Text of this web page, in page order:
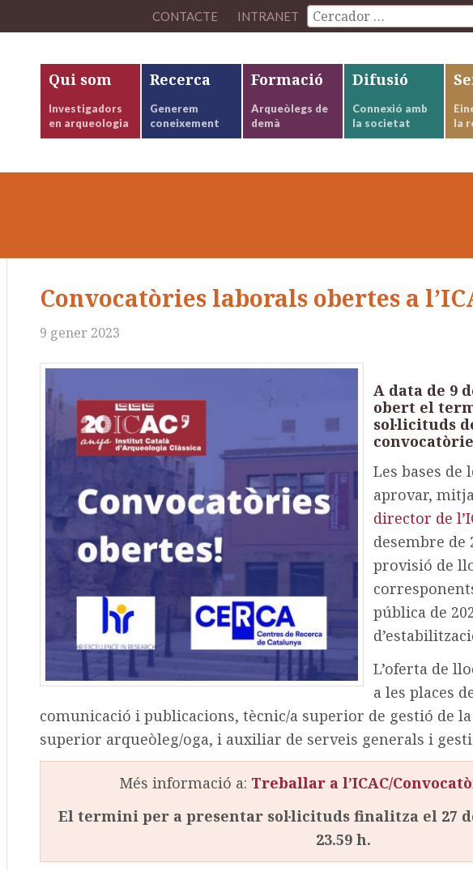
CONTACTE INTRANET
Qui som
Investigadors
en arqueologia
Recerca
Generem
coneixement
Formació
Arqueòlegs de
demà
Difusió
Connexió amb
la societat
la
Convocatòries laborals obertes a
9 gener 2023
A data de 9
obert el
sol·licituds
Les bases de
aprovar,
director de
desembre de
provisió de
c
pública de
L’oferta de
a les places
comunicació i publicacions, tècnic/a superior de gestió de
superior arqueòleg/oga, i auxiliar de serveis generals i
Més informació a: Treballar a l’ICAC/
El termini per a presentar sol·licituds finalitza el 27
23.59 h.